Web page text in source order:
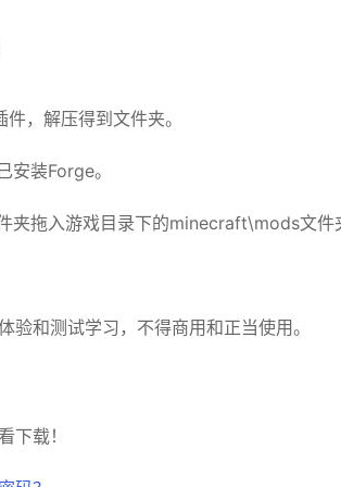
件，解压得到文件夹。
安装Forge。
夹拖入游戏目录下的minecraft\mods文件
验和测试学习，不得商用和正当使用。
下载！